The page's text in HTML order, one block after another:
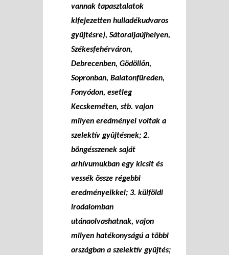
vannak tapasztalatok
kifejezetten hulladékudvaros
gyûjtésre), Sátoraljaújhelyen,
Székesfehérváron,
Debrecenben, Gödöllõn,
Sopronban, Balatonfüreden,
Fonyódon, esetleg
Kecskeméten, stb. vajon
milyen eredményei voltak a
szelektív gyûjtésnek; 2.
böngésszenek saját
arhívumukban egy kicsit és
vessék össze régebbi
eredményeikkel; 3. külföldi
irodalomban
utánaolvashatnak, vajon
milyen hatékonyságú a többi
országban a szelektív gyûjtés;